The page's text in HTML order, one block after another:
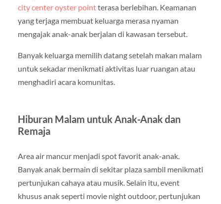
city center oyster pointterasa berlebihan. Keamanan
yang terjaga membuat keluarga merasa nyaman
mengajak anak-anak berjalan di kawasan tersebut.
Banyak keluarga memilih datang setelah makan malam
untuk sekadar menikmati aktivitas luar ruangan atau
menghadiri acara komunitas.
Hiburan Malam untuk Anak-Anak dan
Remaja
Area air mancur menjadi spot favorit anak-anak.
Banyak anak bermain di sekitar plaza sambil menikmati
pertunjukan cahaya atau musik. Selain itu, event
khusus anak seperti movie night outdoor, pertunjukan